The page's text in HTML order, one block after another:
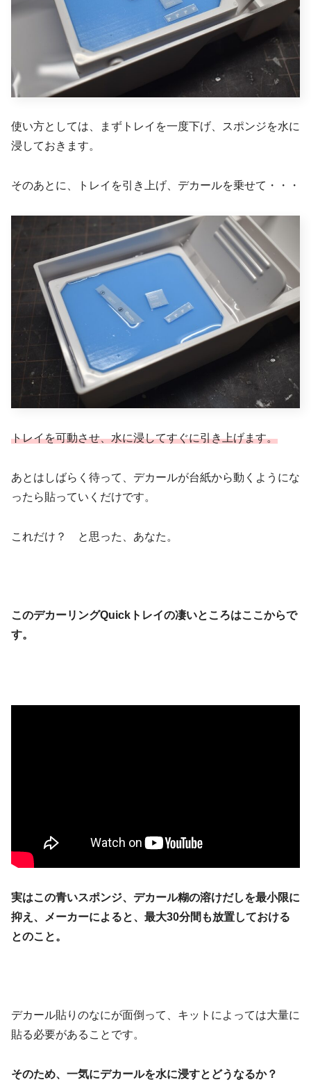
使い方としては、まずトレイを一度下げ、スポンジを水に
浸しておきます。
そのあとに、トレイを引き上げ、デカールを乗せて・・・
トレイを可動させ、水に浸してすぐに引き上げます。
あとはしばらく待って、デカールが台紙から動くようにな
ったら貼っていくだけです。
これだけ？ と思った、あなた。
このデカーリングQuickトレイの凄いところはここからで
す。
実はこの青いスポンジ、デカール糊の溶けだしを最小限に
抑え、メーカーによると、最大30分間も放置しておける
とのこと。
デカール貼りのなにが面倒って、キットによっては大量に
貼る必要があることです。
そのため、一気にデカールを水に浸すとどうなるか？